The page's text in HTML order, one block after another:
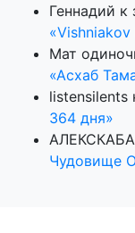
Геннадий к
Мат
«Асхаб
listensilents
364 дня»
Чудовище